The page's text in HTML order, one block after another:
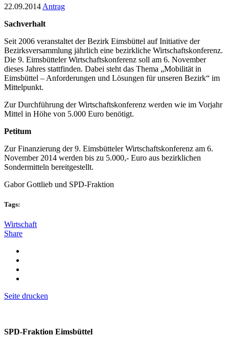
22.09.2014 Antrag
Sachverhalt
Seit 2006 veranstaltet der Bezirk Eimsbüttel auf Initiative der
Bezirksversammlung jährlich eine bezirkliche Wirtschaftskonferenz.
Die 9. Eimsbütteler Wirtschaftskonferenz soll am 6. November
dieses Jahres stattfinden. Dabei steht das Thema „Mobilität in
Eimsbüttel – Anforderungen und Lösungen für unseren Bezirk“ im
Mittelpunkt.
Zur Durchführung der Wirtschaftskonferenz werden wie im Vorjahr
Mittel in Höhe von 5.000 Euro benötigt.
Petitum
Zur Finanzierung der 9. Eimsbütteler Wirtschaftskonferenz am 6.
November 2014 werden bis zu 5.000,- Euro aus bezirklichen
Sondermitteln bereitgestellt.
Gabor Gottlieb und SPD-Fraktion
Tags:
Wirtschaft
Share
Seite drucken
SPD-Fraktion Eimsbüttel